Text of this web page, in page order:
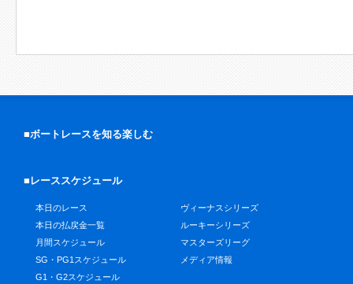
■ボートレースを知る楽しむ
■レーススケジュール
本日のレース
本日の払戻金一覧
月間スケジュール
SG・PG1スケジュール
G1・G2スケジュール
ヴィーナスシリーズ
ルーキーシリーズ
マスターズリーグ
メディア情報